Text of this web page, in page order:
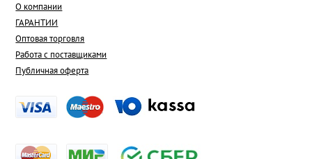
О компании
ГАРАНТИИ
Оптовая торговля
Работа с поставщиками
Публичная оферта